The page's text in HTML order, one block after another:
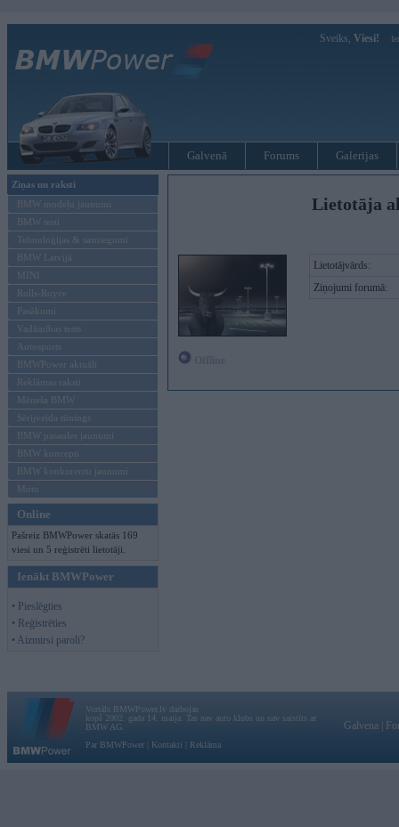
Sveiks, Viesi!
Galvenā Forums Galerijas
Ziņas un raksti
BMW modeļu jaunumi
BMW testi
Tehnoloģijas & sasniegumi
BMW Latvijā
MINI
Rolls-Royce
Pasākumi
Vadāmības tests
Autosports
BMWPower aktuāli
Reklāmas raksti
Mēneša BMW
Sērijveida tūnings
BMW pasaules jaunumi
BMW koncepti
BMW konkurentu jaunumi
Moto
Online
Pašreiz BMWPower skatās 169
viesi un 5 reģistrēti lietotāji.
Ienākt BMWPower
• Pieslēgties
• Reģistrēties
• Aizmirsi paroli?
Lietotāja
Lietotājvārds:
Ziņojumi forumā:
Vortāls BMWPower.lv darbojas
kopš 2002. gada 14. maija. Tas nav auto klubs un nav saistīts ar
BMW AG.
Par BMWPower
Kontakti Reklāma
Galvena